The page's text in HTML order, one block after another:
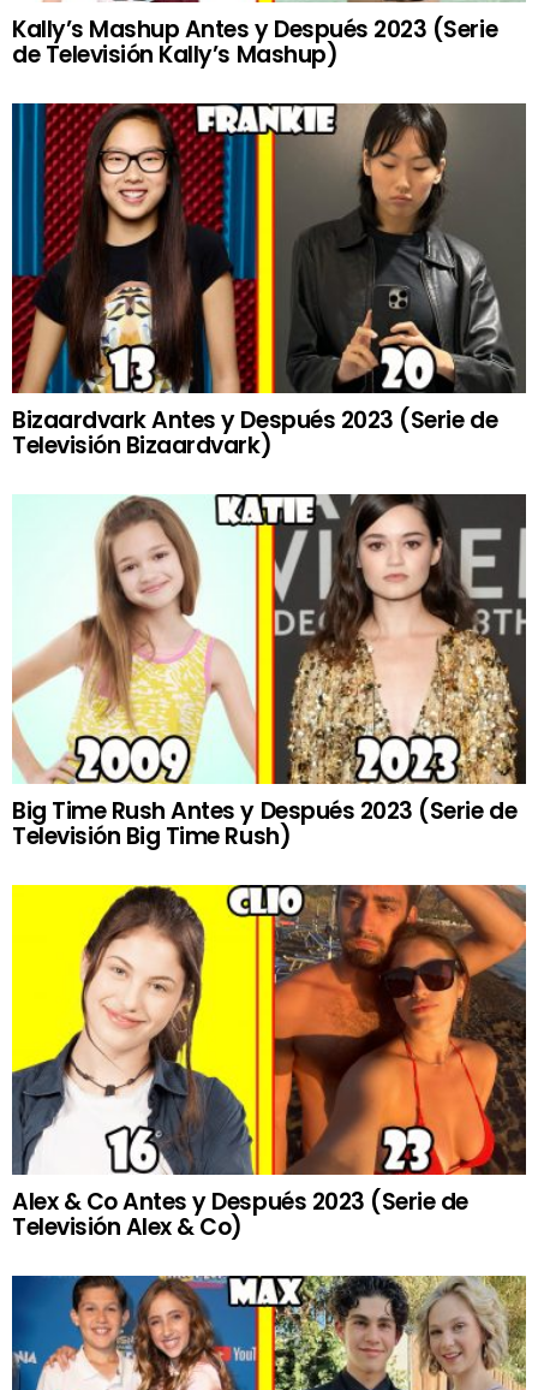
Kally’s Mashup Antes y Después 2023 (Serie
de Televisión Kally’s Mashup)
Bizaardvark Antes y Después 2023 (Serie de
Televisión Bizaardvark)
Big Time Rush Antes y Después 2023 (Serie de
Televisión Big Time Rush)
Alex & Co Antes y Después 2023 (Serie de
Televisión Alex & Co)